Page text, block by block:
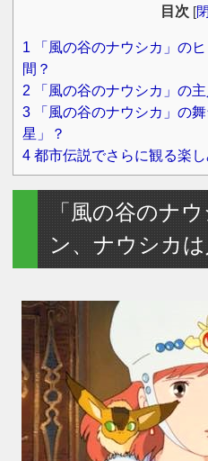
目次 [
1 「風の谷のナウシカ」の
間？
2 「風の谷のナウシカ」の
3 「風の谷のナウシカ」の
星」？
4 都市伝説でさらに観る楽
「風の谷のナ
ン、ナウシカは